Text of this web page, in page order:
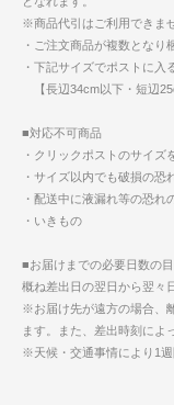
※商品代引はご利用できま
・ご注文商品が複数となり
・下記サイズでポストに入
【長辺34cm以下・短辺
■対応不可商品
・クリックポストのサイ
・サイズ以内でも破損の
・配送中に液漏れ等の恐
・いきもの
■お届けまでの必要日数の
概ね差出日の翌日から翌々
※お届け先が遠方の場合、
ます。また、差出時刻によ
※天候・交通事情により1週